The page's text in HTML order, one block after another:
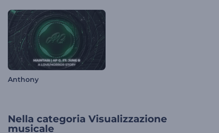
Anthony
Nella categoria Visualizzazione
musicale